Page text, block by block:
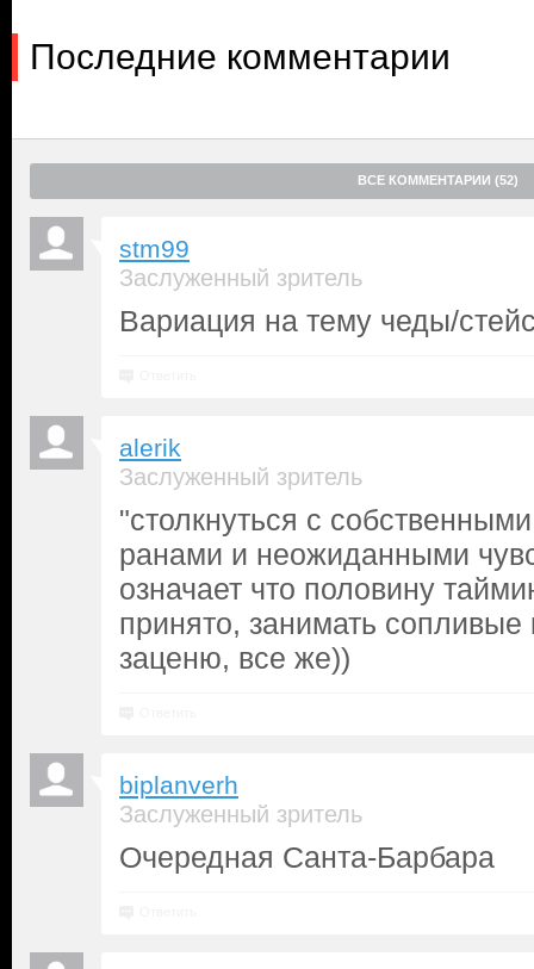
Последние комментарии
ВСЕ КОММЕНТАРИИ (52)
stm99
Заслуженный зритель
Вариация на тему чеды/
alerik
Заслуженный зритель
"столкнуться с
ранами и неожиданными
означает что половину
принято, занимать
заценю, все же))
biplanverh
Заслуженный зритель
Очередная Санта-Барбара